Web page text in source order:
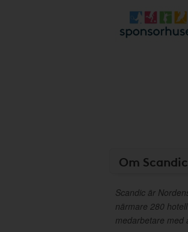
Om Scandic
Scandic är
närmare 280
medarbetare med